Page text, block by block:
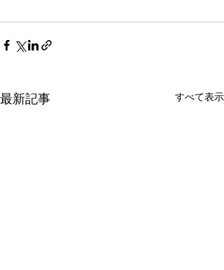
最新記事 すべて表示